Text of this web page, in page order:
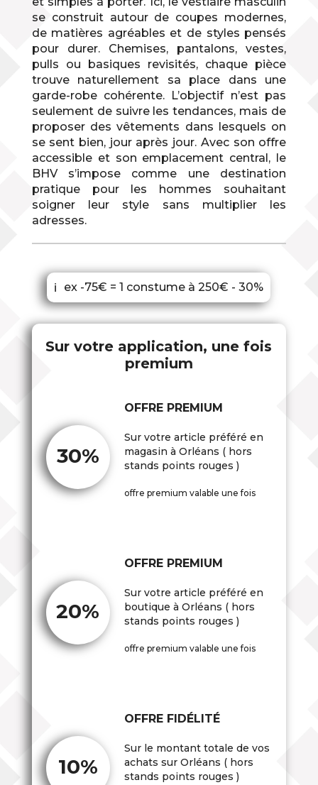
se construit autour de coupes modernes,
de matières agréables et de styles pensés
pour durer. Chemises, pantalons, vestes,
pulls ou basiques revisités, chaque pièce
trouve naturellement sa place dans une
garde-robe cohérente. L’objectif n’est pas
seulement de suivre les tendances, mais de
proposer des vêtements dans lesquels on
se sent bien, jour après jour. Avec son offre
accessible et son emplacement central, le
BHV s’impose comme une destination
pratique pour les hommes souhaitant
soigner leur style sans multiplier les
adresses.
ℹ ex -75€ = 1 constume à 250€ - 30%
Sur votre application, une fois
premium
30%
OFFRE PREMIUM
Sur votre article préféré en
magasin à Orléans ( hors
stands points rouges )
offre premium valable une fois
20%
OFFRE PREMIUM
Sur votre article préféré en
boutique à Orléans ( hors
stands points rouges )
offre premium valable une fois
10%
OFFRE FIDÉLITÉ
Sur le montant totale de vos
achats sur Orléans ( hors
stands points rouges )